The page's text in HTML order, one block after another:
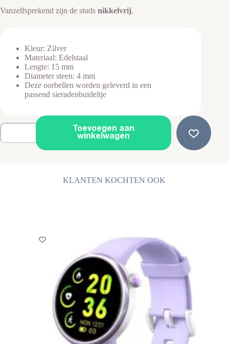
Vanzelfsprekend zijn de studs nikkelvrij.
Kleur: Zilver
Materiaal: Edelstaal
Lengte: 15 mm
Diameter steen: 4 mm
Deze oorbellen worden geleverd in een
passend sieradenbuideltje
Oorbellen
-
Toevoegen aan
winkelwagen
KLANTEN KOCHTEN OOK